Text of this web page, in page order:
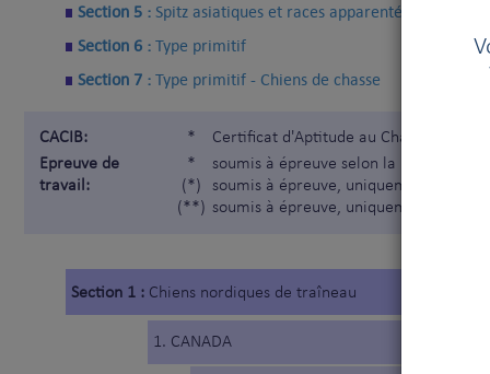
Section 5 : Spitz asiatiques et races apparentées
Section 6 : Type primitif
Section 7 : Type primitif - Chiens de chasse
CACIB: *
Certificat d'Aptitude au Championnat
Epreuve de
travail:
*
(*)
(**)
soumis à épreuve selon la
soumis à épreuve, uniquement pour
soumis à épreuve, uniquement pour
Section 1 : Chiens nordiques de traîneau
1. CANADA